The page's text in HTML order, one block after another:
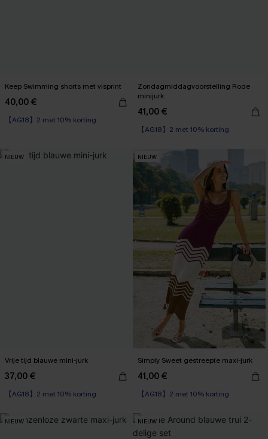
Keep Swimming shorts met visprint
40,00 €
【AG18】2 met 10% korting
Zondagmiddagvoorstelling Rode
minijurk
41,00 €
【AG18】2 met 10% korting
NIEUW
Vrije tijd blauwe mini-jurk
37,00 €
【AG18】2 met 10% korting
NIEUW
Simply Sweet gestreepte maxi-jurk
41,00 €
【AG18】2 met 10% korting
NIEUW NIEUW